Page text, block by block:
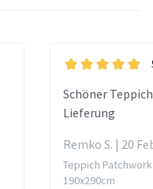
Schöner
Lieferung
Remko S. | 20
Teppich
190x290cm